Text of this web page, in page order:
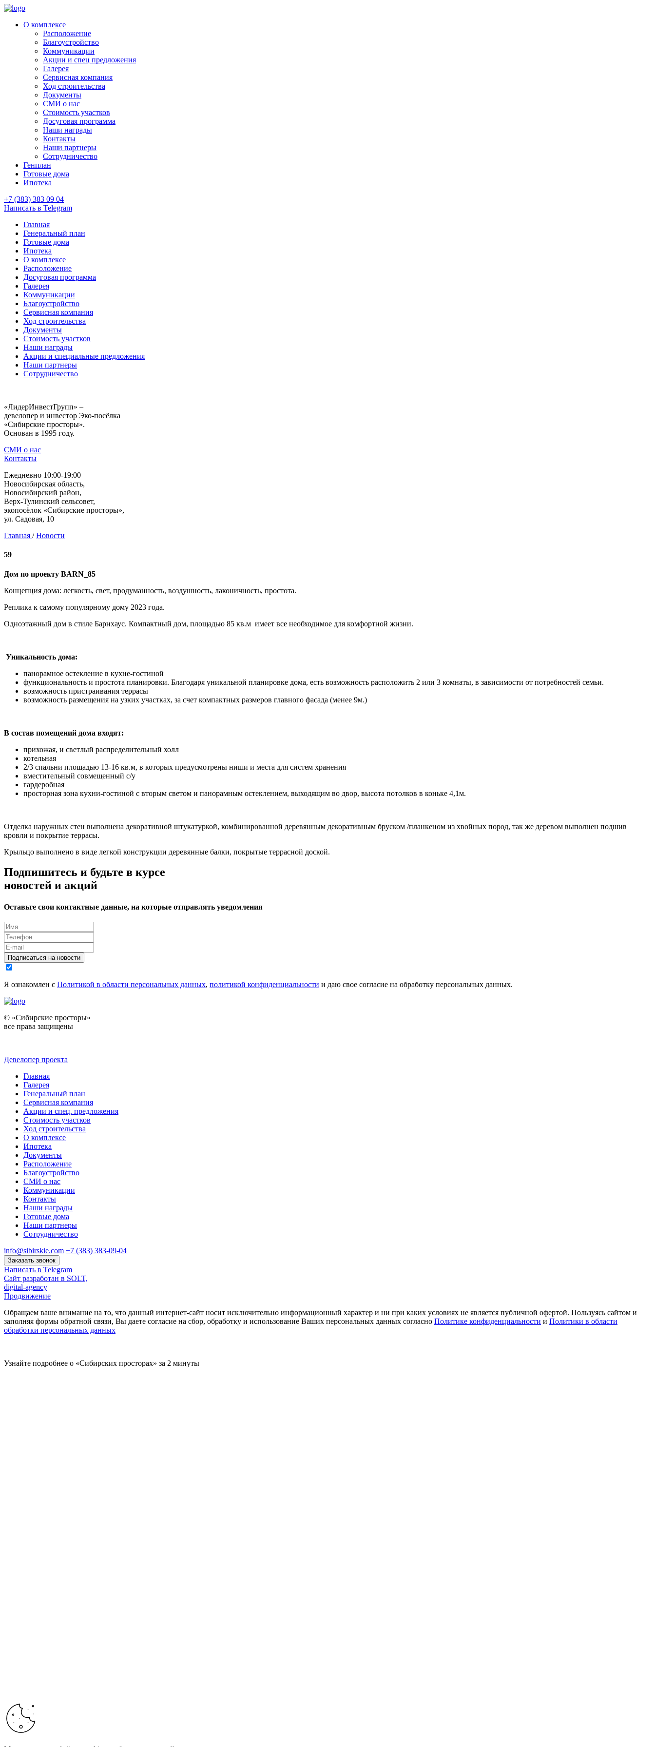
О комплексе
Расположение
Благоустройство
Коммуникации
Акции и спец предложения
Галерея
Сервисная компания
Ход строительства
Документы
СМИ о нас
Стоимость участков
Досуговая программа
Наши награды
Контакты
Наши партнеры
Сотрудничество
Генплан
Готовые дома
Ипотека
+7 (383) 383 09 04
Написать в Telegram
Главная
Генеральный план
Готовые дома
Ипотека
О комплексе
Расположение
Досуговая программа
Галерея
Коммуникации
Благоустройство
Сервисная компания
Ход строительства
Документы
Стоимость участков
Наши награды
Акции и специальные предложения
Наши партнеры
Сотрудничество
«ЛидерИнвестГрупп» –
девелопер и инвестор Эко-посёлка
«Сибирские просторы».
Основан в 1995 году.
СМИ о нас
Контакты
Ежедневно 10:00-19:00
Новосибирская область,
Новосибирский район,
Верх-Тулинский сельсовет,
экопосёлок «Сибирские просторы»,
ул. Садовая, 10
Главная / Новости
59
Дом по проекту BARN_85
Концепция дома: легкость, свет, продуманность, воздушность, лаконичность, простота.
Реплика к самому популярному дому 2023 года.
Одноэтажный дом в стиле Барнхаус. Компактный дом, площадью 85 кв.м имеет все необходимое для комфортной жизни.
Уникальность дома:
панорамное остекление в кухне-гостиной
функциональность и простота планировки. Благодаря уникальной планировке дома, есть возможность расположить 2 или 3 комнаты, в зависимости от потребностей семьи.
возможность пристраивания террасы
возможность размещения на узких участках, за счет компактных размеров главного фасада (менее 9м.)
В состав помещений дома входят:
прихожая, и светлый распределительный холл
котельная
2/3 спальни площадью 13-16 кв.м, в которых предусмотрены ниши и места для систем хранения
вместительный совмещенный с/у
гардеробная
просторная зона кухни-гостиной с вторым светом и панорамным остеклением, выходящим во двор, высота потолков в коньке 4,1м.
Отделка наружных стен выполнена декоративной штукатуркой, комбинированной деревянным декоративным бруском /планкеном из хвойных пород, так же деревом выполнен подшив
кровли и покрытие террасы.
Крыльцо выполнено в виде легкой конструкции деревянные балки, покрытые террасной доской.
Подпишитесь и будьте в курсе
новостей и акций
Оставьте свои контактные данные, на которые отправлять уведомления
Подписаться на новости
Я ознакомлен с Политикой в области персональных данных, политикой конфиденциальности и даю свое согласие на обработку персональных данных.
© «Сибирские просторы»
все права защищены
Девелопер проекта
Главная
Галерея
Генеральный план
Сервисная компания
Акции и спец. предложения
Стоимость участков
Ход строительства
О комплексе
Ипотека
Документы
Расположение
Благоустройство
СМИ о нас
Коммуникации
Контакты
Наши награды
Готовые дома
Наши партнеры
Сотрудничество
info@sibirskie.com +7 (383) 383-09-04
Заказать звонок
Написать в Telegram
Сайт разработан в SOLT,
digital-agency
Продвижение
Обращаем ваше внимание на то, что данный интернет-сайт носит исключительно информационный характер и ни при каких условиях не является публичной офертой. Пользуясь сайтом и
заполняя формы обратной связи, Вы даете согласие на сбор, обработку и использование Ваших персональных данных согласно Политике конфиденциальности и Политики в области
обработки персональных данных
Узнайте подробнее о «Сибирских просторах» за 2 минуты